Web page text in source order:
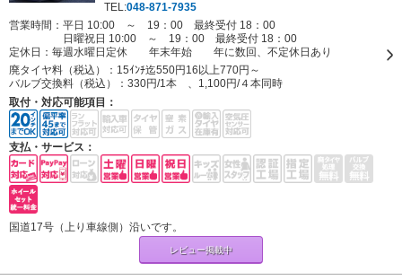
TEL:048-871-7935
営業時間：平日 10:00 ～ 19：00 最終受付 18：00
日曜祝日 10:00 ～ 19：00 最終受付 18：00
定休日： 毎週水曜日定休 年末年始 年に数回、不定休日あり
廃タイヤ料（税込）： 15ｲﾝﾁ迄550円16以上770円～
バルブ交換料（税込）： 330円/1本 、1,100円/４本同時
取付・対応可能項目：
支払・サービス：
国道17号（上り車線側）沿いです。
レビュー掲載中